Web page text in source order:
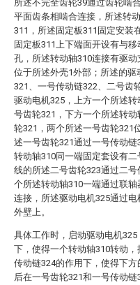
所述不完全齿轮39通过齿轮啮
平面齿条相啮合连接，所述转
311，所述固定板311固定安装
固定板311上下端面开设有与
孔，所述转动轴310连接有驱
位于所述外壳1外部；所述的
321、一号传动链322、二号齿
驱动电机325，上方一个所述
号齿轮321，下方一个所述转
轮321，两个所述一号齿轮321
述一号齿轮321通过一号传动
转动轴310同一端固定套设有
线的所述二号齿轮323通过二
个所述转动轴310一端通过联
连接，所述驱动电机325通过
外壁上。
具体工作时，启动驱动电机
下，使得一个转动轴310转动
传动链324的作用下，使得下
后在一号齿轮321和一号传动